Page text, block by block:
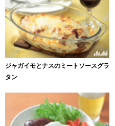
ジャガイモとナスのミートソースグラ
タン